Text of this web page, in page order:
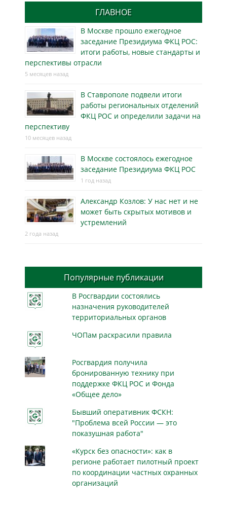
ГЛАВНОЕ
В Москве прошло ежегодное
заседание Президиума ФКЦ РОС:
итоги работы, новые стандарты и
перспективы отрасли
5 месяцев назад
В Ставрополе подвели итоги
работы региональных отделений
ФКЦ РОС и определили задачи на
перспективу
10 месяцев назад
В Москве состоялось ежегодное
заседание Президиума ФКЦ РОС
1 год назад
Александр Козлов: У нас нет и не
может быть скрытых мотивов и
устремлений
2 года назад
Популярные публикации
В Росгвардии состоялись
назначения руководителей
территориальных органов
ЧОПам раскрасили правила
Росгвардия получила
бронированную технику при
поддержке ФКЦ РОС и Фонда
«Общее дело»
Бывший оперативник ФСКН:
"Проблема всей России — это
показушная работа"
«Курск без опасности»: как в
регионе работает пилотный проект
по координации частных охранных
организаций